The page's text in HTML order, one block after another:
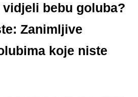
bebu goluba?
Zanimljive
koje niste